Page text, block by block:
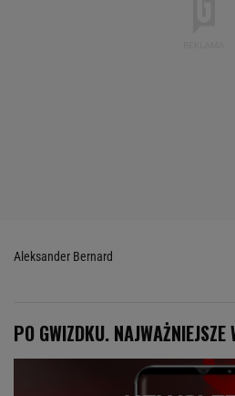
Aleksander Bernard